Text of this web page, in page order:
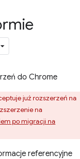
do Chrome
już rozszerzeń na
na
po migracji na
referencyjne